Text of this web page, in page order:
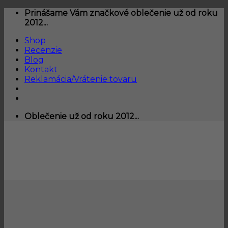
Skip
Prinášame Vám značkové oblečenie už od roku
2012...
Shop
Recenzie
Blog
Kontakt
Reklamácia/Vrátenie tovaru
Oblečenie už od roku 2012...